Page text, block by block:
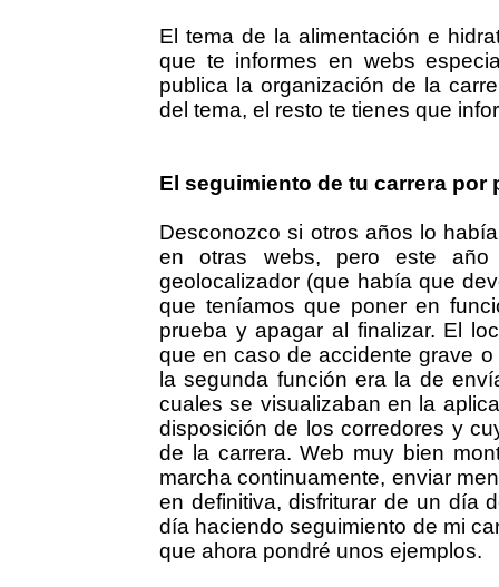
El tema de la alimentación e
que te informes en webs
publica la organización de la
del tema, el resto te tienes que
El seguimiento de tu carrera por
Desconozco si otros años lo
en otras webs, pero este
geolocalizador (que había que
que teníamos que poner en
prueba y apagar al finalizar. El
que en caso de accidente grave
la segunda función era la de
cuales se visualizaban en la
disposición de los corredores y
de la carrera. Web muy bien
marcha continuamente, enviar
en definitiva, disfriturar de un día
día haciendo seguimiento de mi
que ahora pondré unos ejemplos.